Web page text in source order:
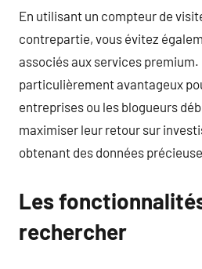
En utilisant un compteur de
contrepartie, vous évitez
associés aux services premium.
particulièrement avantageux
entreprises ou les blogueurs
maximiser leur retour sur
obtenant des données
Les
rechercher